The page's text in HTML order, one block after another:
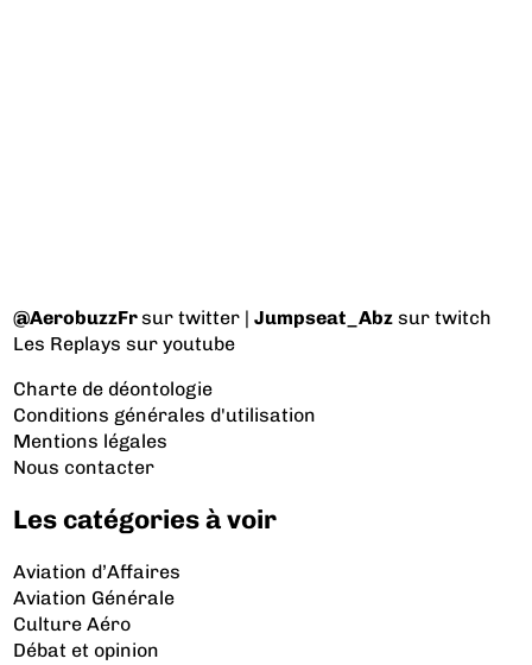
@AerobuzzFrsur twitter |Jumpseat_Abz sur twitch
Les Replays sur youtube
Charte de déontologie
Conditions générales d'utilisation
Mentions légales
Nous contacter
Les catégories à voir
Aviation d’Affaires
Aviation Générale
Culture Aéro
Débat et opinion